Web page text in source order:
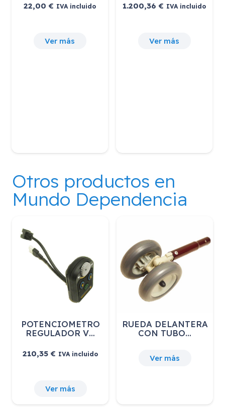
22,00€ IVA incluido
Ver más
1.200,36€ IVA incluido
Ver más
Otros productos en
Mundo Dependencia
POTENCIOMETRO
REGULADOR V…
210,35€ IVA incluido
Ver más
RUEDA DELANTERA
CON TUBO…
Ver más